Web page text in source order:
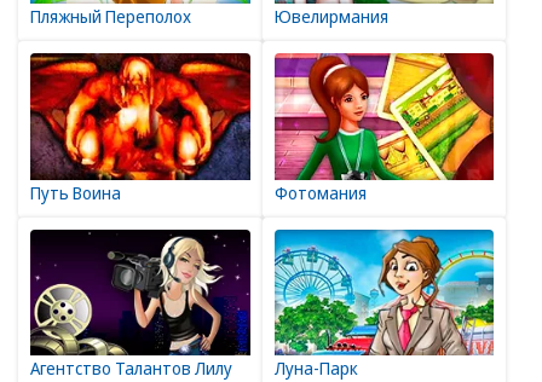
Пляжный Переполох Ювелирмания
Путь Воина Фотомания
Агентство Талантов Лилу Луна-Парк